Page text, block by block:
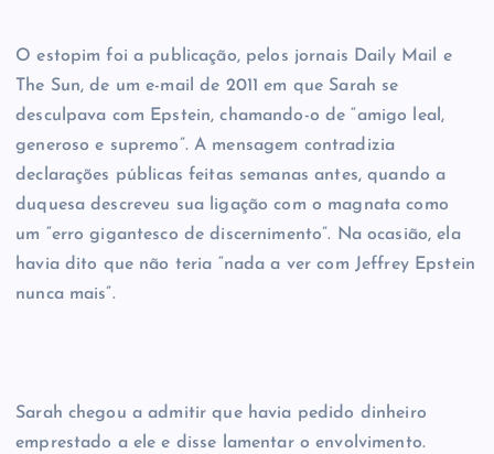
O estopim foi a publicação, pelos jornais Daily Mail e
The Sun, de um e-mail de 2011 em que Sarah se
desculpava com Epstein, chamando-o de “amigo leal,
generoso e supremo”. A mensagem contradizia
declarações públicas feitas semanas antes, quando a
duquesa descreveu sua ligação com o magnata como
um “erro gigantesco de discernimento”. Na ocasião, ela
havia dito que não teria “nada a ver com Jeffrey Epstein
nunca mais”.
Sarah chegou a admitir que havia pedido dinheiro
emprestado a ele e disse lamentar o envolvimento.